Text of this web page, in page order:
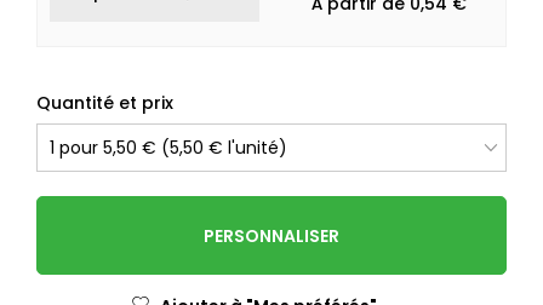
Quantité et prix
PERSONNALISER